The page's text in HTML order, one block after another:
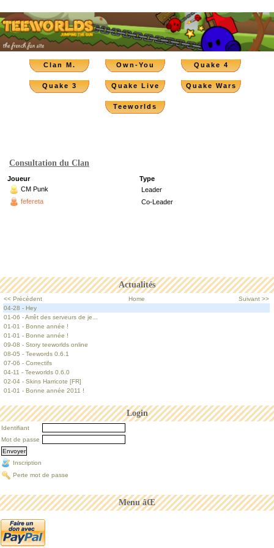
Clan M. Own-You Quake 4
Quake 3 Quake Live Quake Wars
Teeworlds
Menu âŒ
Actualités
<< Précédent Home
Suivant >>
04-28 - Hey
01-06 - Arrêt des serveurs de je...
01-01 - Bonne année !
01-01 - Bonne année !
09-08 - Story teeworlds online
08-05 - Teewords 0.6.1
07-06 - Correctifs
04-11 - Teeworlds 0.6.0
02-04 - Skins Harricote [FR]
01-01 - Bonne année 2011 !
Login
Identifiant
Mot de passe
Inscription
Perte mot de passe
Consultation du Clan
Joueur
Type
CM Punk
Leader
fefereta
Co-Leader